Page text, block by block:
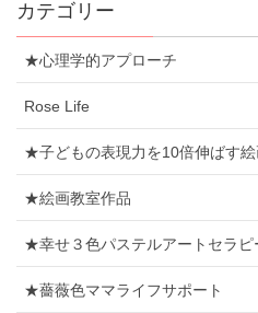
カテゴリー
★心理学的アプローチ
Rose Life
★子どもの表現力を10倍伸ばす絵
★絵画教室作品
★幸せ３色パステルアートセラピ
★薔薇色ママライフサポート